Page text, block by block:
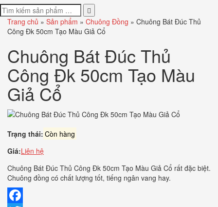
Trang chủ » Sản phẩm » Chuông Đồng » Chuông Bát Đúc Thủ
Công Đk 50cm Tạo Màu Giả Cổ
Chuông Bát Đúc Thủ
Công Đk 50cm Tạo Màu
Giả Cổ
Trạng thái: Còn hàng
Giá:Liên hệ
Chuông Bát Đúc Thủ Công Đk 50cm Tạo Màu Giả Cổ rất đặc biệt.
Chuông đồng có chất lượng tốt, tiếng ngân vang hay.